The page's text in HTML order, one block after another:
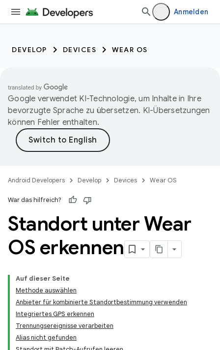
Anmelden
DEVELOP DEVICES WEAR OS
Google verwendet KI-Technologie, um Inhalte in Ihre
bevorzugte Sprache zu übersetzen. KI-Übersetzungen
können Fehler enthalten.
Android Developers Develop Devices Wear OS
War das hilfreich?
Standort unter Wear
OS erkennen
Auf dieser Seite
Methode auswählen
Anbieter für kombinierte Standortbestimmung verwenden
Integriertes GPS erkennen
Trennungsereignisse verarbeiten
Alias nicht gefunden